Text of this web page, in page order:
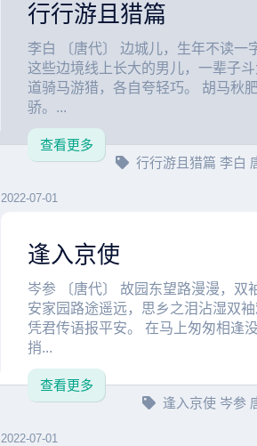
行行游且猎篇
李白 〔唐代〕 边城儿，生年不读一
这些边境线上长大的男儿，一辈子
道骑马游猎，各自夸轻巧。 胡马秋
骄。...
查看更多
行行游且猎篇 李白
2022-07-01
逢入京使
岑参 〔唐代〕 故园东望路漫漫，双
安家园路途遥远，思乡之泪沾湿双
凭君传语报平安。 在马上匆匆相逢
捎...
查看更多
逢入京使 岑参
2022-07-01